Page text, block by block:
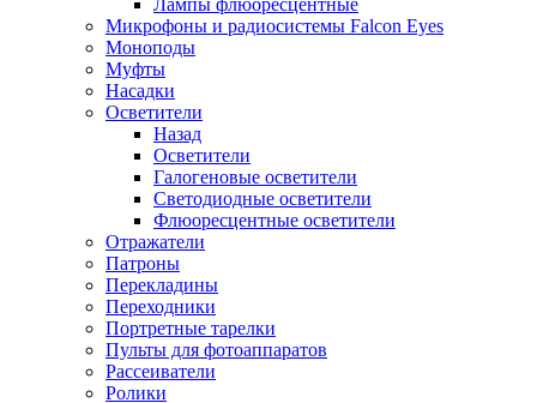
Лампы флюоресцентные
Микрофоны и радиосистемы Falcon Eyes
Моноподы
Муфты
Насадки
Осветители
Назад
Осветители
Галогеновые осветители
Светодиодные осветители
Флюоресцентные осветители
Отражатели
Патроны
Перекладины
Переходники
Портретные тарелки
Пульты для фотоаппаратов
Рассеиватели
Ролики